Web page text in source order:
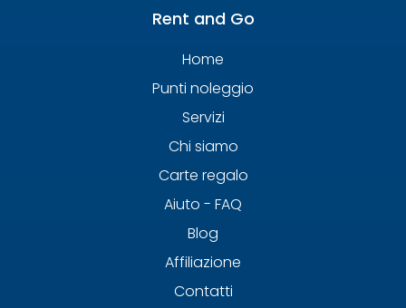
Rent and Go
Home
Punti noleggio
Servizi
Chi siamo
Carte regalo
Aiuto - FAQ
Blog
Affiliazione
Contatti